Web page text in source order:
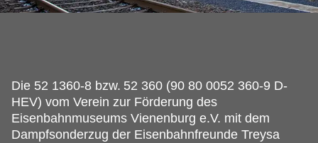
Die 52 1360-8 bzw. 52 360 (90 80 0052 360-9 D-
HEV) vom Verein zur Förderung des
Eisenbahnmuseums Vienenburg e.V. mit dem
Dampfsonderzug der Eisenbahnfreunde Treysa